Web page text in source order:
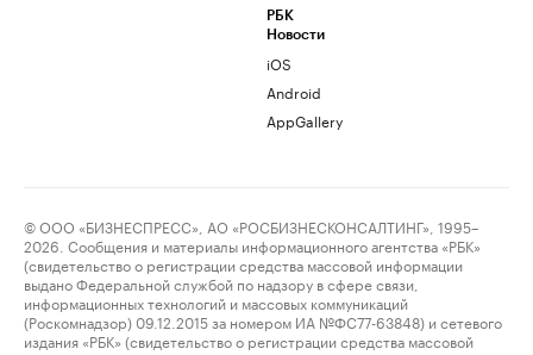
РБК
Новости
iOS
Android
AppGallery
© ООО «БИЗНЕСПРЕСС», АО «РОСБИЗНЕСКОНСАЛТИНГ», 1995–
2026. Сообщения и материалы информационного агентства «РБК»
(свидетельство о регистрации средства массовой информации
выдано Федеральной службой по надзору в сфере связи,
информационных технологий и массовых коммуникаций
(Роскомнадзор) 09.12.2015 за номером ИА №ФС77-63848) и сетевого
издания «РБК» (свидетельство о регистрации средства массовой